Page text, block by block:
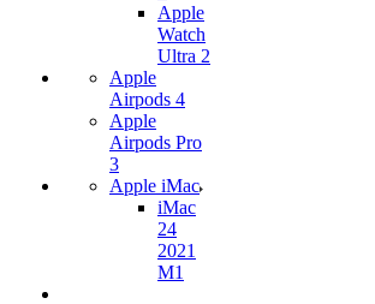
Apple
Watch
Ultra 2
Apple
Airpods 4
Apple
Airpods Pro
3
Apple iMac
iMac
24
2021
M1